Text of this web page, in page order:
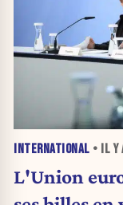
INTERNATIONAL • IL Y
L'Union